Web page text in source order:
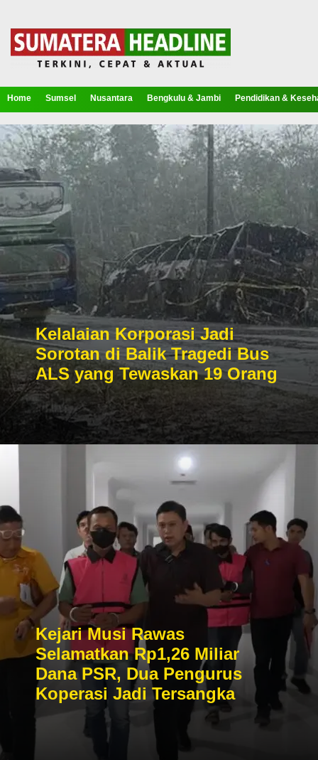
Home Sumsel Nusantara Bengkulu & Jambi Pendidikan &
Kelalaian Korporasi Jadi
Sorotan di Balik Tragedi Bus
ALS yang Tewaskan 19 Orang
Kejari Musi Rawas
Selamatkan Rp1,26 Miliar
Dana PSR, Dua Pengurus
Koperasi Jadi Tersangka